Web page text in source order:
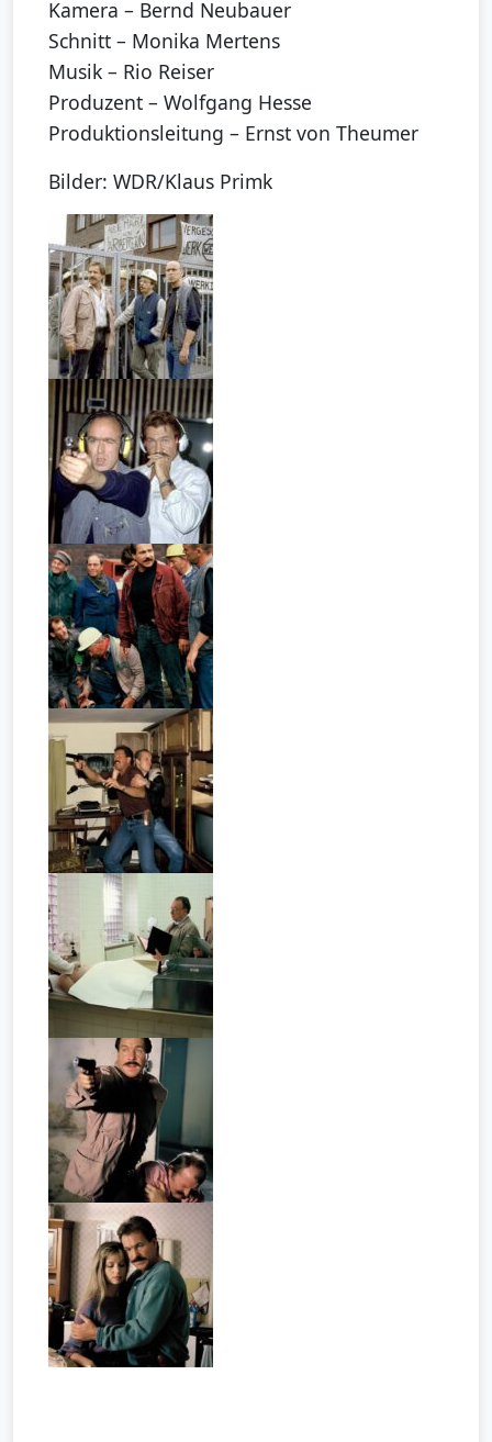
Kamera – Bernd Neubauer
Schnitt – Monika Mertens
Musik – Rio Reiser
Produzent – Wolfgang Hesse
Produktionsleitung – Ernst von Theumer
Bilder: WDR/Klaus Primk